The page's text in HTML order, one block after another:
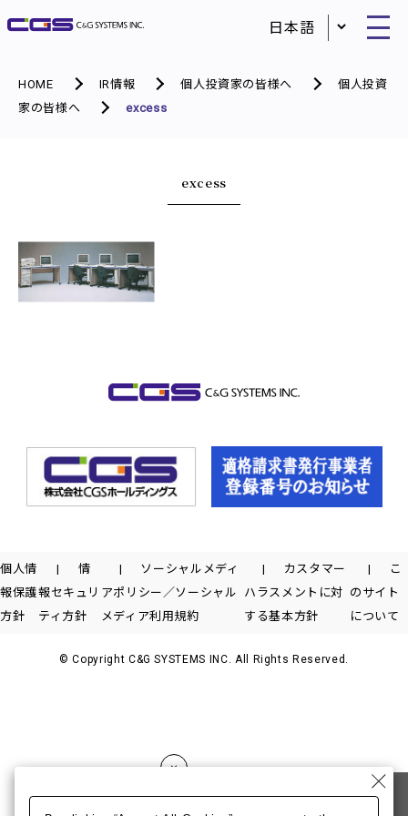
HOME IR情報 個人投資家の皆様へ
個人投資
家の皆様へ
excess
excess
CGSホールディングスのサイトへ
個人情
報保護
方針
情
報セキュリ
ティ方針
ソーシャルメディ
アポリシー／ソーシャル
メディア利用規約
カスタマー
ハラスメントに対
する基本方針
こ
のサイト
について
© Copyright C&G SYSTEMS INC. All Rights Reserved.